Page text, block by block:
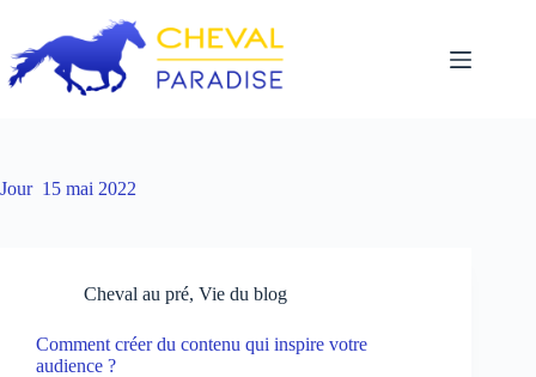
contenu
Jour 15 mai 2022
Cheval au pré, Vie du blog
Comment créer du contenu qui inspire votre
audience ?